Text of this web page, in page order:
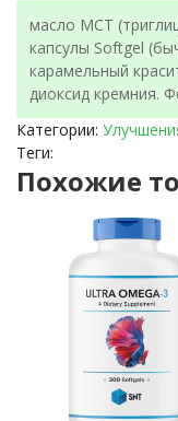
масло MCT
капсулы Softgel
карамельный
диоксид кремния.
Категории:
Теги:
Похожие